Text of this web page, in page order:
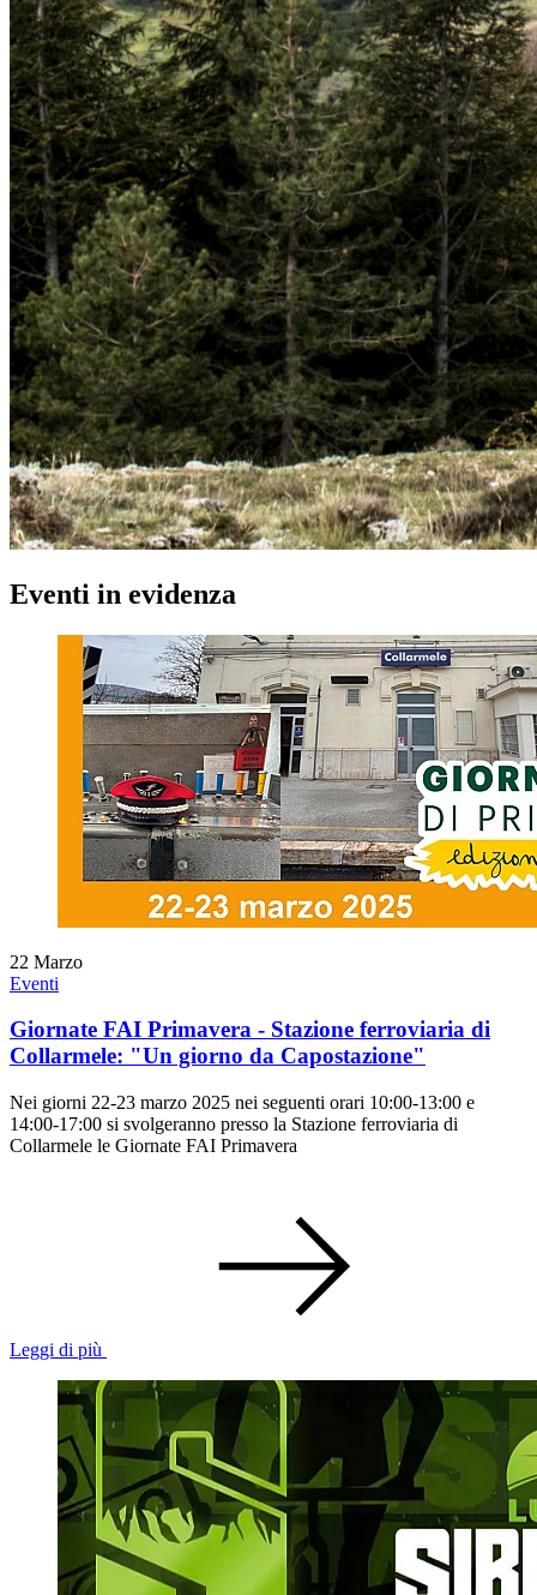
Eventi in evidenza
22 Marzo
Eventi
Giornate FAI Primavera - Stazione ferroviaria di
Collarmele: "Un giorno da Capostazione"
Nei giorni 22-23 marzo 2025 nei seguenti orari 10:00-13:00 e
14:00-17:00 si svolgeranno presso la Stazione ferroviaria di
Collarmele le Giornate FAI Primavera
Leggi di più